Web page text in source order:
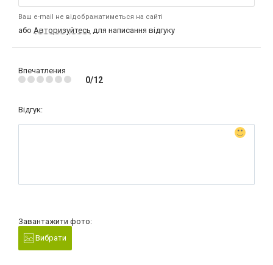
Ваш e-mail не відображатиметься на сайті
або Авторизуйтесь для написання відгуку
Впечатления
0/12
Відгук:
Завантажити фото:
Вибрати